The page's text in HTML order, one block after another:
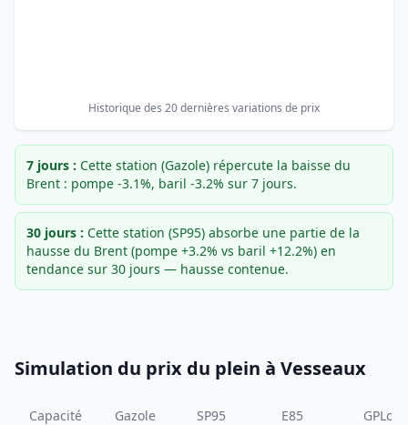
Historique des 20 dernières variations de prix
7 jours : Cette station (Gazole) répercute la baisse du
Brent : pompe -3.1%, baril -3.2% sur 7 jours.
30 jours : Cette station (SP95) absorbe une partie de la
hausse du Brent (pompe +3.2% vs baril +12.2%) en
tendance sur 30 jours — hausse contenue.
Simulation du prix du plein à Vesseaux
Capacité Gazole SP95 E85 GPLc